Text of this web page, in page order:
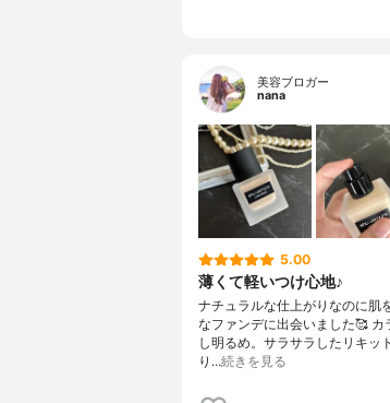
美容ブロガー
nana
5.00
薄くて軽いつけ心地♪
ナチュラルな仕上がりなのに肌
なファンデに出会いました🥰
し明るめ。サラサラしたリキッ
り…続きを見る